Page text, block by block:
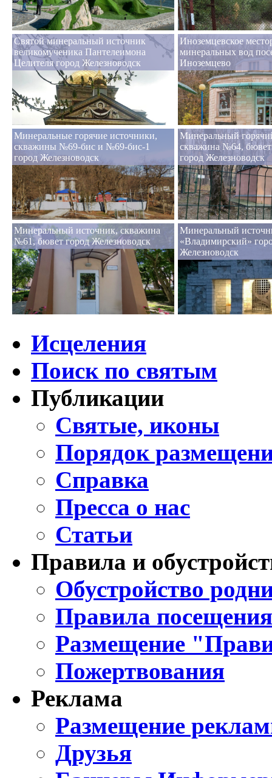
Святой минеральный источник
великомученика Пантелеимона
Целителя город Железноводск
Иноземцевское
минеральных вод
Иноземцево
Минеральные горячие источники,
скважины №69-бис и №69-бис-1
город Железноводск
Минеральный
скважина №64,
город Железноводск
Минеральный источник, скважина
№61, бювет город Железноводск
Минеральный
«Владимирский»
Железноводск
Исцеления
Поиск по святым
Публикации
Святые, иконы
Порядок
Справка
Пресса о нас
Статьи
Правила и
Обустройство
Правила
Размещение
Пожертвования
Реклама
Размещение
Друзья